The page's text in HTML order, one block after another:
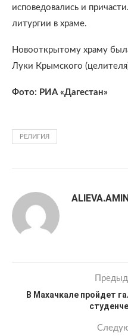
исповедовались и
литургии в храме.
Новооткрытому храму
Луки Крымского
Фото: РИА «Дагестан»
РЕЛИГИЯ
В Махачкале пройдет